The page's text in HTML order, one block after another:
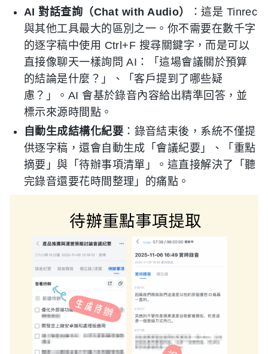
AI 對話查詢（Chat with Audio）
：這是 Tinrec
與其他工具最大的區別之一。你不需要在數千字
的逐字稿中使用 Ctrl+F 搜尋關鍵字，而是可以
直接像聊天一樣詢問 AI：「這場會議關於預算
的結論是什麼？」、「客戶提到了哪些疑
慮？」。AI 會基於錄音內容給出精準回答，並
標示來源時間點。
自動生成結構化紀要 ：錄音結束後，系統不僅提
供逐字稿，還會自動生成「會議紀要」、「重點
摘要」與「待辦事項清單」。這直接解決了「聽
完錄音還要花時間整理」的痛點。